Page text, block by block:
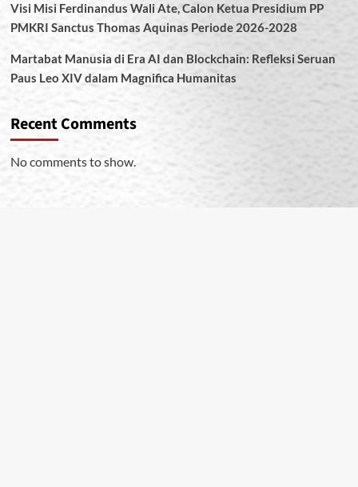
Visi Misi Ferdinandus Wali Ate, Calon Ketua Presidium PP
PMKRI Sanctus Thomas Aquinas Periode 2026-2028
Martabat Manusia di Era AI dan Blockchain: Refleksi Seruan
Paus Leo XIV dalam Magnifica Humanitas
Recent Comments
No comments to show.